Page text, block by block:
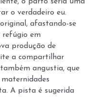
o verdadeiro eu.
afastando-se
refúgio em
produção de
a compartilhar
angustia, que
A pista é sugerida